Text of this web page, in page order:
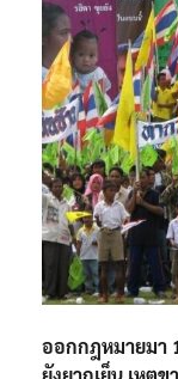
ออกกฎหมายมา